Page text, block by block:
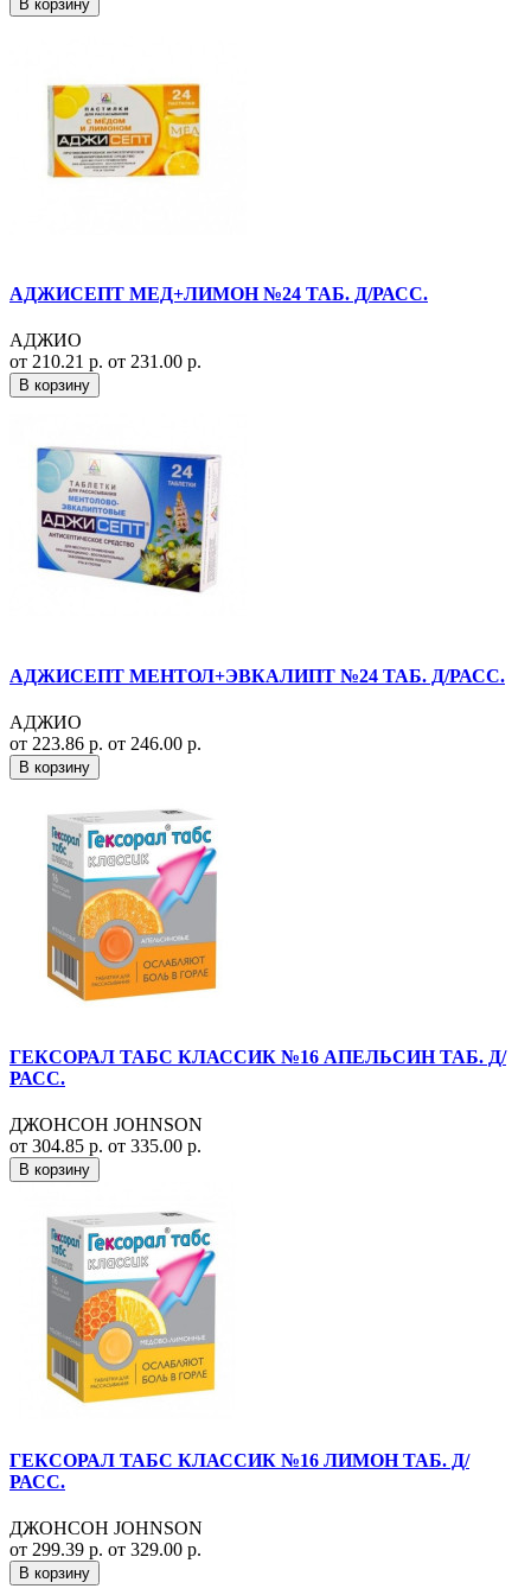
В корзину
АДЖИСЕПТ МЕД+ЛИМОН №24 ТАБ. Д/РАСС.
АДЖИО
от 210.21 р. от 231.00 р.
В корзину
АДЖИСЕПТ МЕНТОЛ+ЭВКАЛИПТ №24 ТАБ. Д/РАСС.
АДЖИО
от 223.86 р. от 246.00 р.
В корзину
ГЕКСОРАЛ ТАБС КЛАССИК №16 АПЕЛЬСИН ТАБ. Д/
РАСС.
ДЖОНСОН JOHNSON
от 304.85 р. от 335.00 р.
В корзину
ГЕКСОРАЛ ТАБС КЛАССИК №16 ЛИМОН ТАБ. Д/
РАСС.
ДЖОНСОН JOHNSON
от 299.39 р. от 329.00 р.
В корзину